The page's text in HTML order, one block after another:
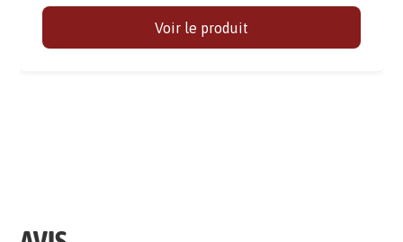
Voir le produit